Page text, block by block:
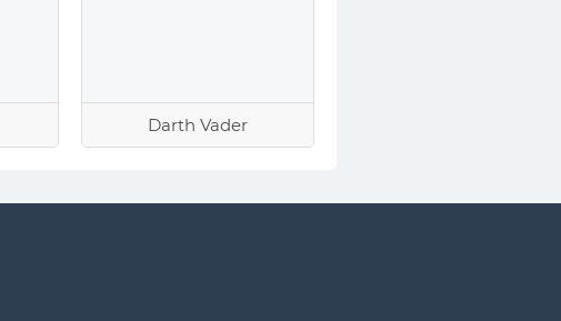
Darth Vader